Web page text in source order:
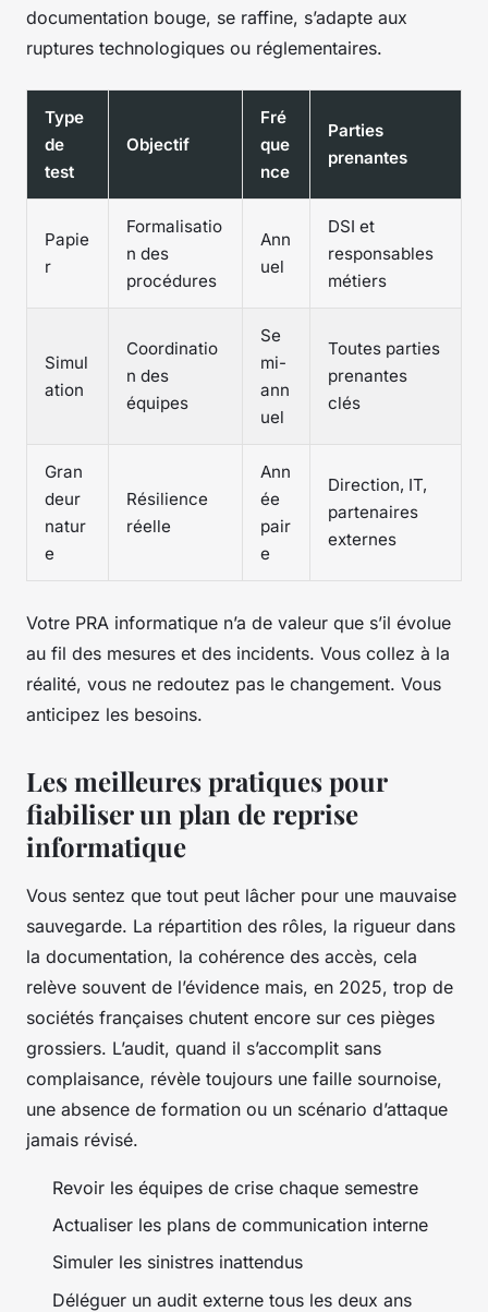
documentation bouge, se raffine, s’adapte aux
ruptures technologiques ou réglementaires.
Type
de
test
Objectif
Fré
que
nce
Parties
prenantes
Papie
r
Formalisatio
n des
procédures
Ann
uel
DSI et
responsables
métiers
Simul
ation
Coordinatio
n des
équipes
Se
mi-
ann
uel
Toutes parties
prenantes
clés
Gran
deur
natur
e
Résilience
réelle
Ann
ée
pair
e
Direction, IT,
partenaires
externes
Votre PRA informatique n’a de valeur que s’il évolue
au fil des mesures et des incidents. Vous collez à la
réalité, vous ne redoutez pas le changement. Vous
anticipez les besoins.
Les meilleures pratiques pour
fiabiliser un plan de reprise
informatique
Vous sentez que tout peut lâcher pour une mauvaise
sauvegarde. La répartition des rôles, la rigueur dans
la documentation, la cohérence des accès, cela
relève souvent de l’évidence mais, en 2025, trop de
sociétés françaises chutent encore sur ces pièges
grossiers. L’audit, quand il s’accomplit sans
complaisance, révèle toujours une faille sournoise,
une absence de formation ou un scénario d’attaque
jamais révisé.
Revoir les équipes de crise chaque semestre
Actualiser les plans de communication interne
Simuler les sinistres inattendus
Déléguer un audit externe tous les deux ans